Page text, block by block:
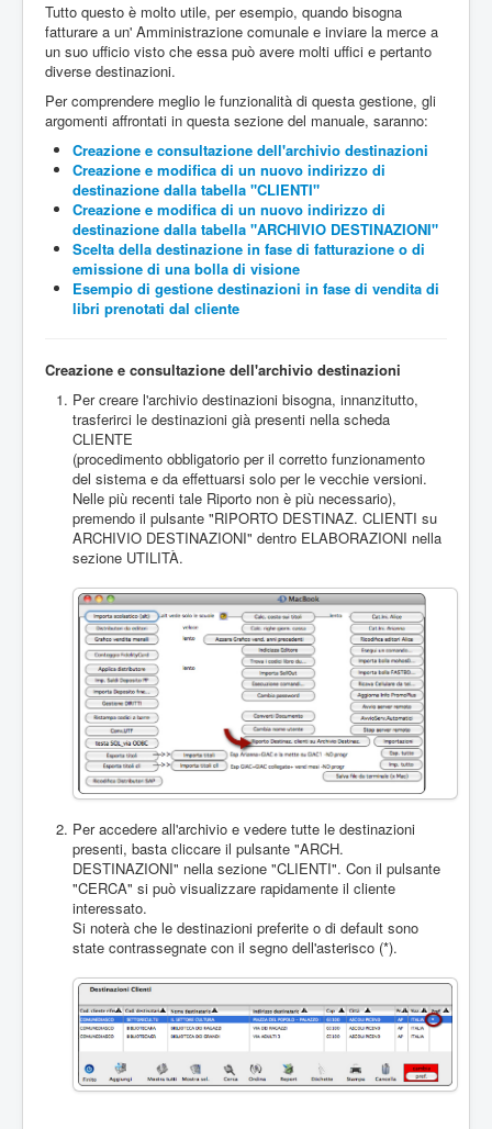
Tutto questo è molto utile, per esempio, quando bisogna
fatturare a un' Amministrazione comunale e inviare la merce a
un suo ufficio visto che essa può avere molti uffici e pertanto
diverse destinazioni.
Per comprendere meglio le funzionalità di questa gestione, gli
argomenti affrontati in questa sezione del manuale, saranno:
Creazione e consultazione dell'archivio destinazioni
Creazione e modifica di un nuovo indirizzo di
destinazione dalla tabella "CLIENTI"
Creazione e modifica di un nuovo indirizzo di
destinazione dalla tabella "ARCHIVIO DESTINAZIONI"
Scelta della destinazione in fase di fatturazione o di
emissione di una bolla di visione
Esempio di gestione destinazioni in fase di vendita di
libri prenotati dal cliente
Creazione e consultazione dell'archivio destinazioni
Per creare l'archivio destinazioni bisogna, innanzitutto,
trasferirci le destinazioni già presenti nella scheda
CLIENTE
(procedimento obbligatorio per il corretto funzionamento
del sistema e da effettuarsi solo per le vecchie versioni.
Nelle più recenti tale Riporto non è più necessario),
premendo il pulsante "RIPORTO DESTINAZ. CLIENTI su
ARCHIVIO DESTINAZIONI" dentro ELABORAZIONI nella
sezione UTILITÀ.
Per accedere all'archivio e vedere tutte le destinazioni
presenti, basta cliccare il pulsante "ARCH.
DESTINAZIONI" nella sezione "CLIENTI". Con il pulsante
"CERCA" si può visualizzare rapidamente il cliente
interessato.
Si noterà che le destinazioni preferite o di default sono
state contrassegnate con il segno dell'asterisco (*).